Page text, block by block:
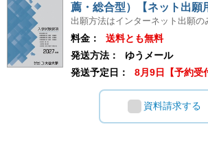
薦・総合型）【ネット出願
出願方法はインターネット出願の
料金：
送料とも無料
発送方法：
ゆうメール
発送予定日：
8月9日【予約受
資料請求する